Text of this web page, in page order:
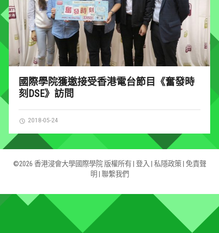
國際學院獲邀接受香港電台節目《奮發時
刻DSE》訪問
2018-05-24
©2026 香港浸會大學國際學院 版權所有 | 登入 私隱政策| 免責聲
明 聯繫我們